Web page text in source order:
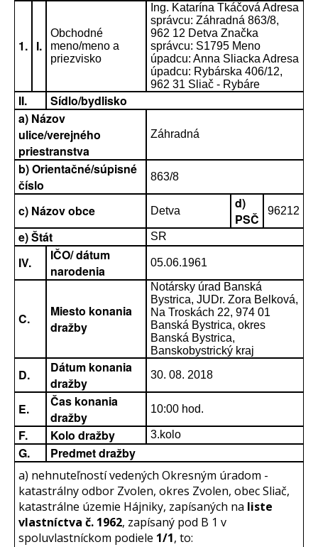
1. I.
Obchodné
meno/meno a
priezvisko
Ing. Katarína Tkáčová Adresa
správcu: Záhradná 863/8,
962 12 Detva Značka
správcu: S1795 Meno
úpadcu: Anna Sliacka Adresa
úpadcu: Rybárska 406/12,
962 31 Sliač - Rybáre
II.
Sídlo/bydlisko
a) Názov
ulice/verejného
priestranstva
Záhradná
b) Orientačné/súpisné
číslo
863/8
c) Názov obce Detva
d)
PSČ
96212
e) Štát SR
IV.
IČO/ dátum
narodenia
05.06.1961
C.
Miesto konania
dražby
Notársky úrad Banská
Bystrica, JUDr. Zora Belková,
Na Troskách 22, 974 01
Banská Bystrica, okres
Banská Bystrica,
Banskobystrický kraj
D.
Dátum konania
dražby
30. 08. 2018
E.
Čas konania
dražby
10:00 hod.
F. Kolo dražby 3.kolo
G. Predmet dražby
a) nehnuteľností vedených Okresným úradom -
katastrálny odbor Zvolen, okres Zvolen, obec Sliač,
katastrálne územie Hájniky, zapísaných na liste
vlastníctva č. 1962, zapísaný pod B 1 v
spoluvlastníckom podiele 1/1, to: